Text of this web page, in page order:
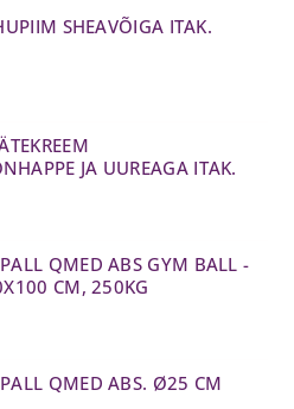
SHEAVÕIGA ITAK.
JA UUREAGA ITAK.
QMED ABS GYM BALL -
CM, 250KG
QMED ABS. Ø25 CM